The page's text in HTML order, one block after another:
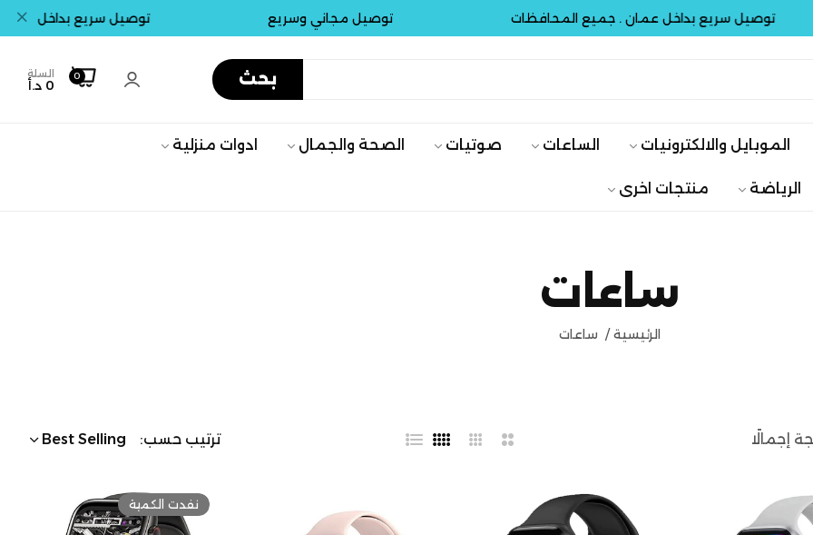
سريع بداخل عمان . جميع المحافظات توصيل مجاني وسريع توصيل سريع بداخل عمان .
بحث السلة
0 د.أ
0
الموبايل والالكترونيات الساعات صوتيات الصحة والجمال ادوات منزلية
الرياضة منتجات اخرى
ساعات
الرئيسية / ساعات
2
3
4
قائمة ترتيب حسب: Best Selling
نفدت الكمية